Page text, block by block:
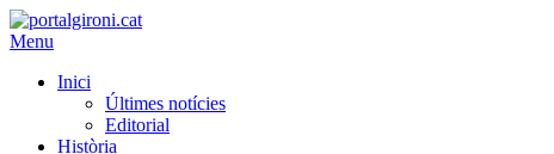
Menu
Inici
Últimes notícies
Editorial
Història